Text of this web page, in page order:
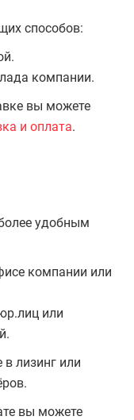
способов:
компании.
вы можете
и оплата.
удобным
компании или
или
лизинг или
вы можете